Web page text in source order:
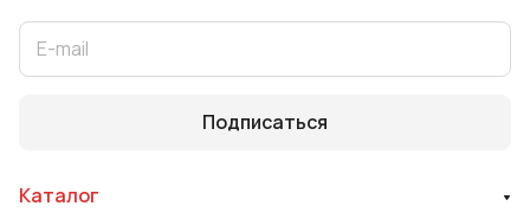
Подписаться
Каталог